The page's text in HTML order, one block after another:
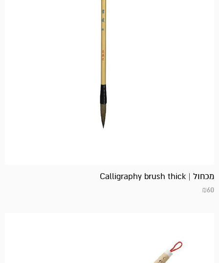
מכחול | Calligraphy brush thick
₪60